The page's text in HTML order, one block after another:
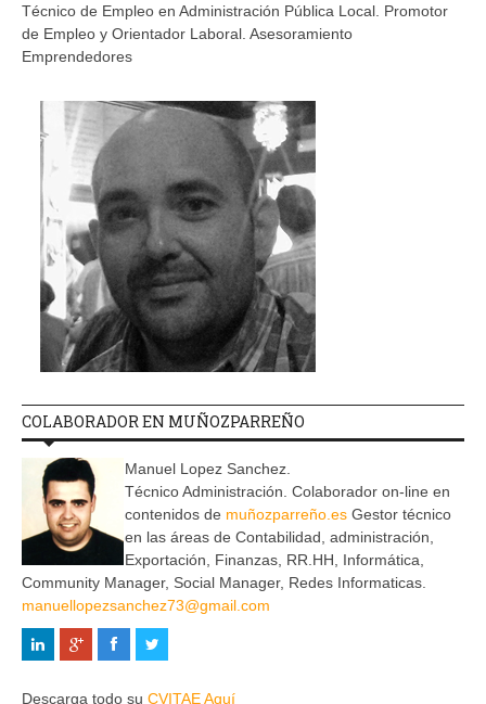
Técnico de Empleo en Administración Pública Local. Promotor
de Empleo y Orientador Laboral. Asesoramiento
Emprendedores
COLABORADOR EN MUÑOZPARREÑO
Manuel Lopez Sanchez.
Técnico Administración. Colaborador on-line en
contenidos de muñozparreño.es Gestor técnico
en las áreas de Contabilidad, administración,
Exportación, Finanzas, RR.HH, Informática,
Community Manager, Social Manager, Redes Informaticas.
manuellopezsanchez73@gmail.com
Descarga todo su CVITAE Aquí